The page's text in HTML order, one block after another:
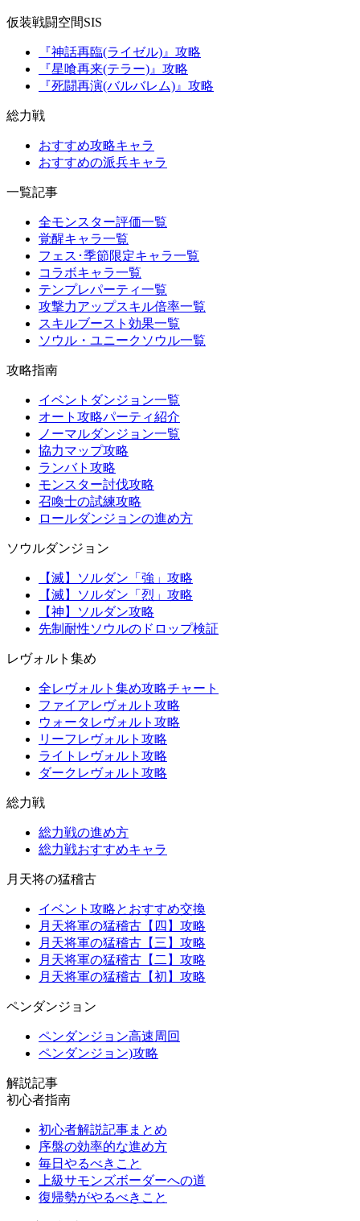
仮装戦闘空間SIS
『神話再臨(ライゼル)』攻略
『星喰再来(テラー)』攻略
『死闘再演(バルバレム)』攻略
総力戦
おすすめ攻略キャラ
おすすめの派兵キャラ
一覧記事
全モンスター評価一覧
覚醒キャラ一覧
フェス･季節限定キャラ一覧
コラボキャラ一覧
テンプレパーティ一覧
攻撃力アップスキル倍率一覧
スキルブースト効果一覧
ソウル・ユニークソウル一覧
攻略指南
イベントダンジョン一覧
オート攻略パーティ紹介
ノーマルダンジョン一覧
協力マップ攻略
ランバト攻略
モンスター討伐攻略
召喚士の試練攻略
ロールダンジョンの進め方
ソウルダンジョン
【滅】ソルダン「強」攻略
【滅】ソルダン「烈」攻略
【神】ソルダン攻略
先制耐性ソウルのドロップ検証
レヴォルト集め
全レヴォルト集め攻略チャート
ファイアレヴォルト攻略
ウォータレヴォルト攻略
リーフレヴォルト攻略
ライトレヴォルト攻略
ダークレヴォルト攻略
総力戦
総力戦の進め方
総力戦おすすめキャラ
月天将の猛稽古
イベント攻略とおすすめ交換
月天将軍の猛稽古【四】攻略
月天将軍の猛稽古【三】攻略
月天将軍の猛稽古【二】攻略
月天将軍の猛稽古【初】攻略
ペンダンジョン
ペンダンジョン高速周回
ペンダンジョン)攻略
解説記事
初心者指南
初心者解説記事まとめ
序盤の効率的な進め方
毎日やるべきこと
上級サモンズボーダーへの道
復帰勢がやるべきこと